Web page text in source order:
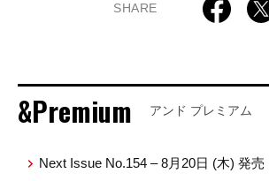
SHARE
&Premium アンド プレミアム
Next Issue No.154 – 8月20日 (木) 発売